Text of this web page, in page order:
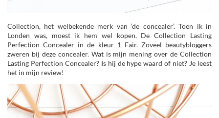
Collection, het welbekende merk van ‘de concealer’. Toen ik in
Londen was, moest ik hem wel kopen. De Collection Lasting
Perfection Concealer in de kleur 1 Fair. Zoveel beautybloggers
zweren bij deze concealer. Wat is mijn mening over de Collection
Lasting Perfection Concealer? Is hij de hype waard of niet? Je leest
het in mijn review!